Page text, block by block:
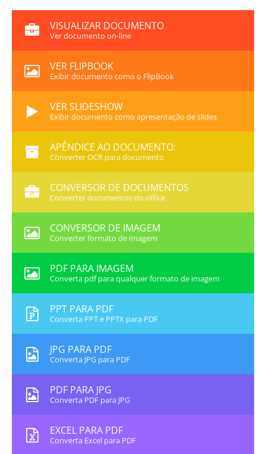
VISUALIZAR DOCUMENTO
Ver documento on-line
VER FLIPBOOK
Exibir documento como o FlipBook
VER SLIDESHOW
Exibir documento como apresentação de slides
APÊNDICE AO DOCUMENTO:
Converter OCR para documento
CONVERSOR DE DOCUMENTOS
Converter documentos do office
CONVERSOR DE IMAGEM
Converter formato de imagem
PDF PARA IMAGEM
Converta pdf para qualquer formato de imagem
PPT PARA PDF
Converta PPT e PPTX para PDF
JPG PARA PDF
Converta JPG para PDF
PDF PARA JPG
Converta PDF para JPG
EXCEL PARA PDF
Converta Excel para PDF